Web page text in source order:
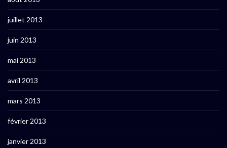
juillet 2013
juin 2013
mai 2013
avril 2013
mars 2013
février 2013
janvier 2013